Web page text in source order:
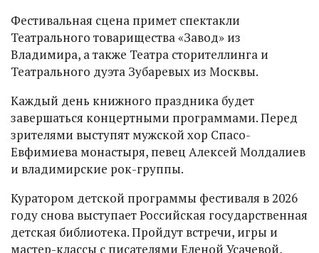
Фестивальная сцена примет спектакли
Театрального товарищества «Завод» из
Владимира, а также Театра сторителлинга и
Театрального дуэта Зубаревых из Москвы.
Каждый день книжного праздника будет
завершаться концертными программами. Перед
зрителями выступят мужской хор Спасо-
Евфимиева монастыря, певец Алексей Молдалиев
и владимирские рок-группы.
Куратором детской программы фестиваля в 2026
году снова выступает Российская государственная
детская библиотека. Пройдут встречи, игры и
мастер-классы с писателями Еленой Усачевой,